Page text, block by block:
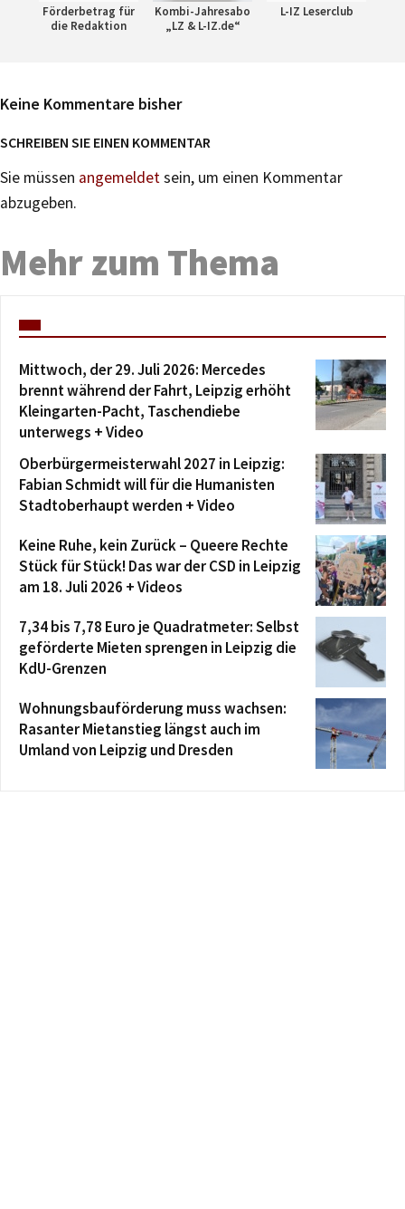
Förderbetrag für
die Redaktion
Kombi-Jahresabo
„LZ & L-IZ.de“
L-IZ Leserclub
Keine Kommentare bisher
SCHREIBEN SIE EINEN KOMMENTAR
Sie müssen angemeldetsein, um einen Kommentar
abzugeben.
Mehr zum Thema
Mittwoch, der 29. Juli 2026: Mercedes
brennt während der Fahrt, Leipzig erhöht
Kleingarten-Pacht, Taschendiebe
unterwegs + Video
Oberbürgermeisterwahl 2027 in Leipzig:
Fabian Schmidt will für die Humanisten
Stadtoberhaupt werden + Video
Keine Ruhe, kein Zurück – Queere Rechte
Stück für Stück! Das war der CSD in Leipzig
am 18. Juli 2026 + Videos
7,34 bis 7,78 Euro je Quadratmeter: Selbst
geförderte Mieten sprengen in Leipzig die
KdU-Grenzen
Wohnungsbauförderung muss wachsen:
Rasanter Mietanstieg längst auch im
Umland von Leipzig und Dresden